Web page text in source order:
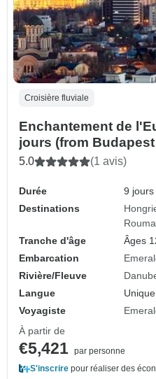
Croisière fluviale
Enchantement de
jours (from
5.0 (1 avis)
Durée
9 jours
Destinations
Tranche d'âge
Âges
Embarcation
Rivière/Fleuve
Langue
Voyagiste
À partir de
€5,421 par personne
S'inscrire pour réaliser des